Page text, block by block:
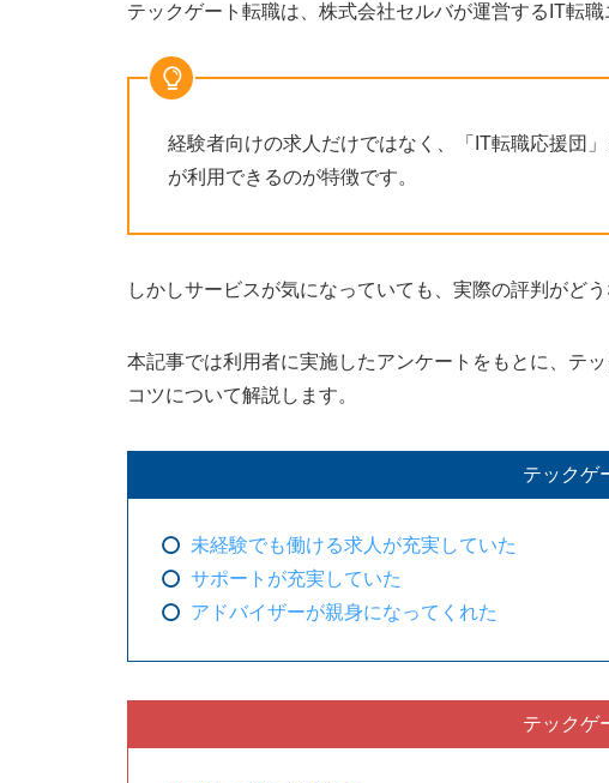
テックゲート転職は、株式会社セルバが運営するIT転職
経験者向けの求人だけではなく、「IT転職応援団
が利用できるのが特徴です。
しかしサービスが気になっていても、実際の評判がど
本記事では利用者に実施したアンケートをもとに、テ
コツについて解説します。
テックゲ
未経験でも働ける求人が充実していた
サポートが充実していた
アドバイザーが親身になってくれた
テックゲ